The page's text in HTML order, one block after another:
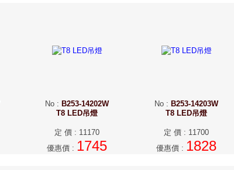
No : B253-14202W
T8 LED吊燈
定 價 : 11170
優惠價 : 1745
No : B253-14203W
T8 LED吊燈
定 價 : 11700
優惠價 : 1828